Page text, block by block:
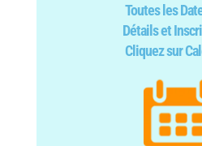
Toutes les
Détails et
Cliquez sur